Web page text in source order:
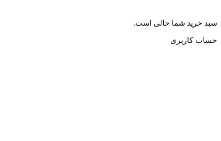
سبد خرید شما خالی است.
حساب کاربری